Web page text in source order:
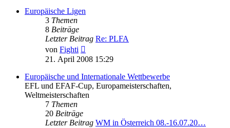
Europäische Ligen
3 Themen
8 Beiträge
Letzter Beitrag Re: PLFA
von Fighti
Beitrag
21. April 2008 15:29
Europäische und Internationale Wettbewerbe
EFL und EFAF-Cup, Europameisterschaften,
Weltmeisterschaften
7 Themen
20 Beiträge
Letzter Beitrag WM in Österreich 08.-16.07.20…